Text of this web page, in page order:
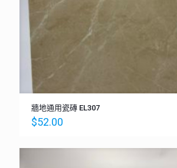
牆地通用瓷磚 EL307
$52.00